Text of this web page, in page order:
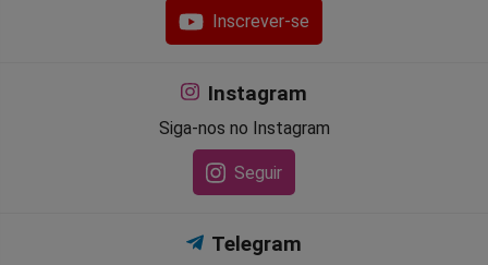
Inscrever-se
Instagram
Siga-nos no Instagram
Seguir
Telegram